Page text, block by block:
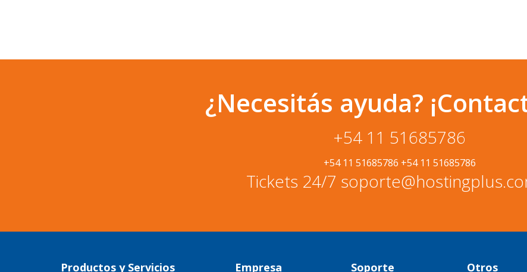
¿Necesitás ayuda?
+54 11 51685786
+54 11 51685786 +54 11 51685786
Tickets 24/7
Productos y Servicios Empresa Soporte Otros